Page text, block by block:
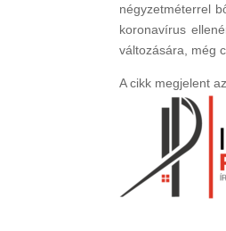
négyzetméterrel
koronavírus
változására, még
A cikk megjelent az